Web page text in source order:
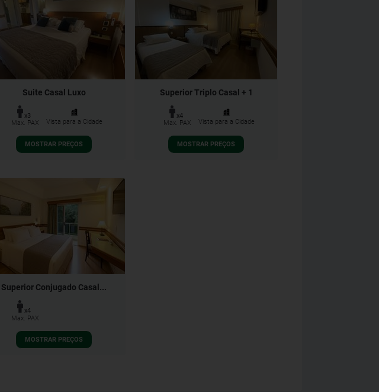
Suite Casal Luxo
x3
Max. PAX
Vista para a Cidade
MOSTRAR PREÇOS
Superior Triplo Casal + 1
x4
Max. PAX
Vista para a Cidade
MOSTRAR PREÇOS
Superior Conjugado Casal...
x4
Max. PAX
MOSTRAR PREÇOS